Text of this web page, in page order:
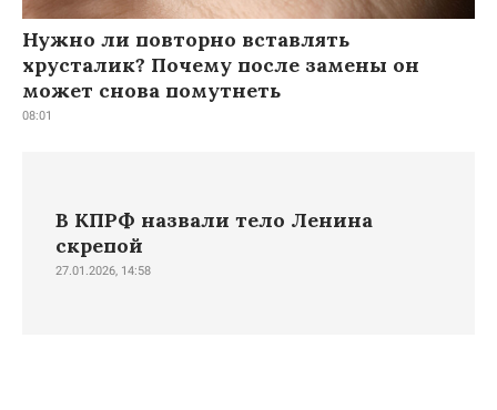
Нужно ли повторно вставлять
хрусталик? Почему после замены он
может снова помутнеть
08:01
В КПРФ назвали тело Ленина
скрепой
27.01.2026, 14:58